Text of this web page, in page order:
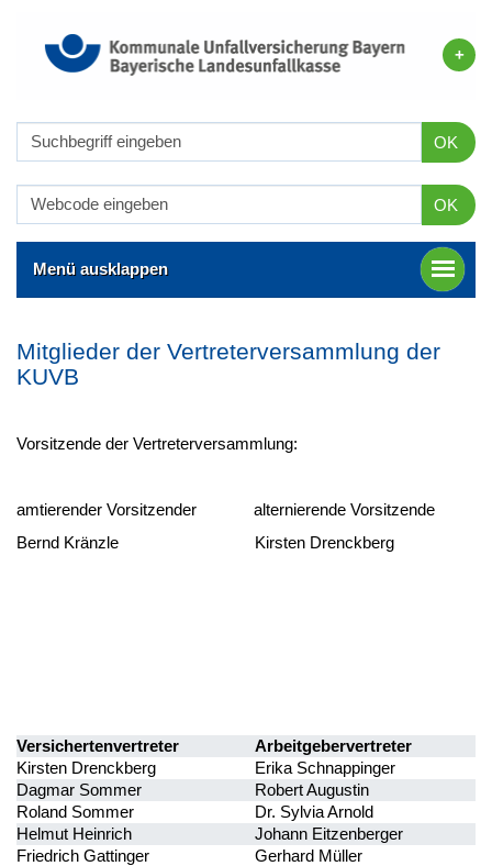
OK
OK
Menü ausklappen
Mitglieder der Vertreterversammlung der
KUVB
Vorsitzende der Vertreterversammlung:
amtierender Vorsitzender alternierende Vorsitzende
Bernd Kränzle Kirsten Drenckberg
Versichertenvertreter
Arbeitgebervertreter
Kirsten Drenckberg
Erika Schnappinger
Dagmar Sommer
Robert Augustin
Roland Sommer
Dr. Sylvia Arnold
Helmut Heinrich
Johann Eitzenberger
Friedrich Gattinger
Gerhard Müller